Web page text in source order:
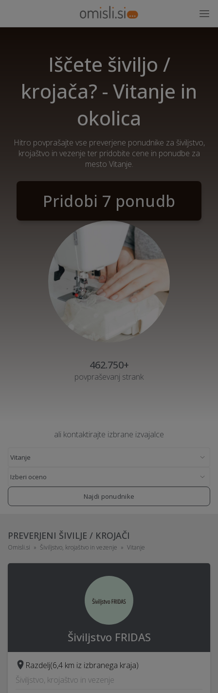
Iščete šiviljo /
krojača? - Vitanje in
okolica
Hitro povprašajte vse preverjene ponudnike za šiviljstvo,
krojaštvo in vezenje ter pridobite cene in ponudbe za
mesto Vitanje.
Pridobi 7 ponudb
462.750+
povpraševanj strank
ali kontaktirajte izbrane izvajalce
Najdi ponudnike
PREVERJENI ŠIVILJE / KROJAČI
Omisli.si Šiviljstvo, krojaštvo in vezenje Vitanje
Šiviljstvo FRIDAS
Razdelj(6,4 km iz izbranega kraja)
Šiviljstvo, krojaštvo in vezenje